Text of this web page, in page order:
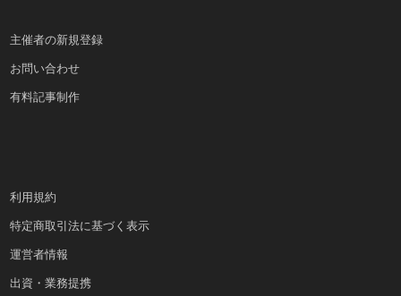
主催者の新規登録
お問い合わせ
有料記事制作
利用規約
特定商取引法に基づく表示
運営者情報
出資・業務提携